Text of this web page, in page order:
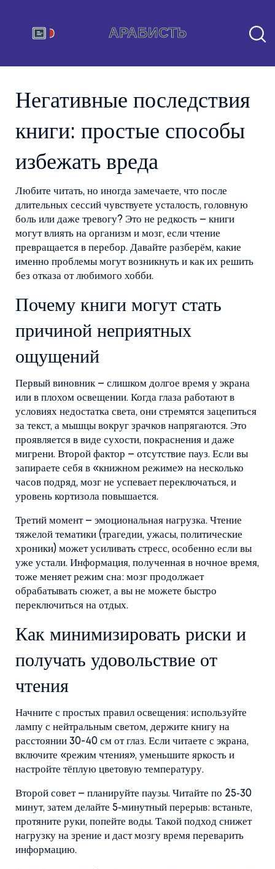
Негативные последствия
книги: простые способы
избежать вреда
Любите читать, но иногда замечаете, что после
длительных сессий чувствуете усталость, головную
боль или даже тревогу? Это не редкость – книги
могут влиять на организм и мозг, если чтение
превращается в перебор. Давайте разберём, какие
именно проблемы могут возникнуть и как их решить
без отказа от любимого хобби.
Почему книги могут стать
причиной неприятных
ощущений
Первый виновник – слишком долгое время у экрана
или в плохом освещении. Когда глаза работают в
условиях недостатка света, они стремятся зацепиться
за текст, а мышцы вокруг зрачков напрягаются. Это
проявляется в виде сухости, покраснения и даже
мигрени. Второй фактор – отсутствие пауз. Если вы
запираете себя в «книжном режиме» на несколько
часов подряд, мозг не успевает переключаться, и
уровень кортизола повышается.
Третий момент – эмоциональная нагрузка. Чтение
тяжелой тематики (трагедии, ужасы, политические
хроники) может усиливать стресс, особенно если вы
уже устали. Информация, полученная в ночное время,
тоже меняет режим сна: мозг продолжает
обрабатывать сюжет, а вы не можете быстро
переключиться на отдых.
Как минимизировать риски и
получать удовольствие от
чтения
Начните с простых правил освещения: используйте
лампу с нейтральным светом, держите книгу на
расстоянии 30-40 см от глаз. Если читаете с экрана,
включите «режим чтения», уменьшите яркость и
настройте тёплую цветовую температуру.
Второй совет – планируйте паузы. Читайте по 25‑30
минут, затем делайте 5‑минутный перерыв: встаньте,
протяните руки, попейте воды. Такой подход снижет
нагрузку на зрение и даст мозгу время переварить
информацию.